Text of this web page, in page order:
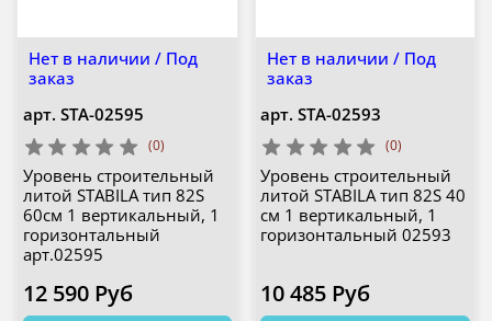
Нет в наличии / Под
заказ
арт. STA-02595
(0)
Уровень строительный
литой STABILA тип 82S
60см 1 вертикальный, 1
горизонтальный
арт.02595
12 590 Руб
Нет в наличии / Под
заказ
арт. STA-02593
(0)
Уровень строительный
литой STABILA тип 82S 40
см 1 вертикальный, 1
горизонтальный 02593
10 485 Руб